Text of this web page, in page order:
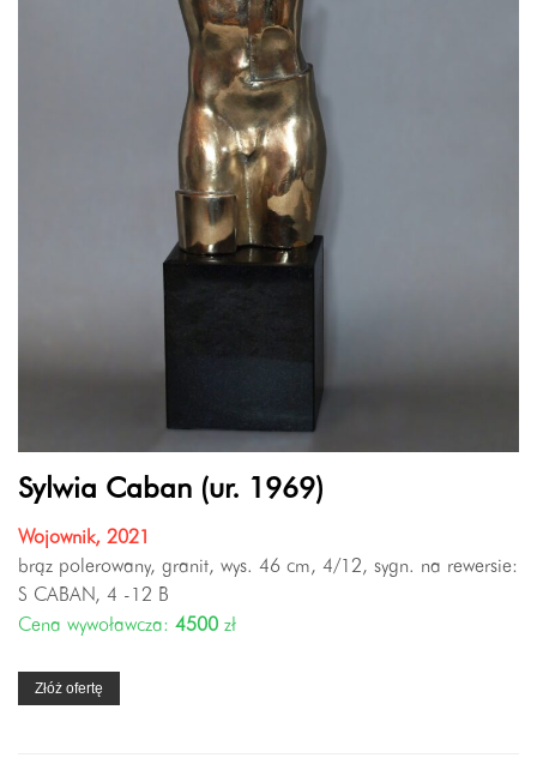
Sylwia Caban (ur. 1969)
Wojownik, 2021
brąz polerowany, granit, wys. 46 cm, 4/12, sygn. na rewersie:
S CABAN, 4 -12 B
Cena wywoławcza: 4500 zł
Złóż ofertę